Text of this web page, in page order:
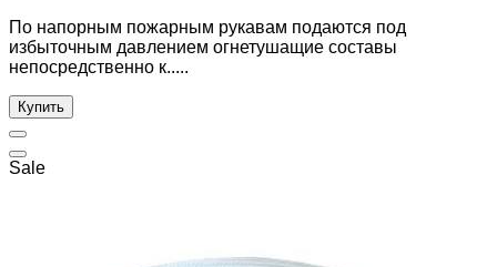
По напорным пожарным рукавам подаются под
избыточным давлением огнетушащие составы
непосредственно к.....
Купить
Sale